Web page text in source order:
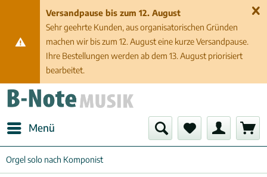
Versandpause bis zum 12. August
Sehr geehrte Kunden, aus organisatorischen Gründen
machen wir bis zum 12. August eine kurze Versandpause.
Ihre Bestellungen werden ab dem 13. August priorisiert
bearbeitet.
Menü
Orgel solo nach Komponist